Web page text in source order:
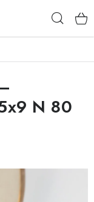
N 80